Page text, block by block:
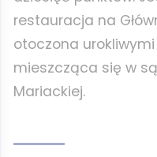
restauracja na
otoczona
mieszcząca się w
Mariackiej.